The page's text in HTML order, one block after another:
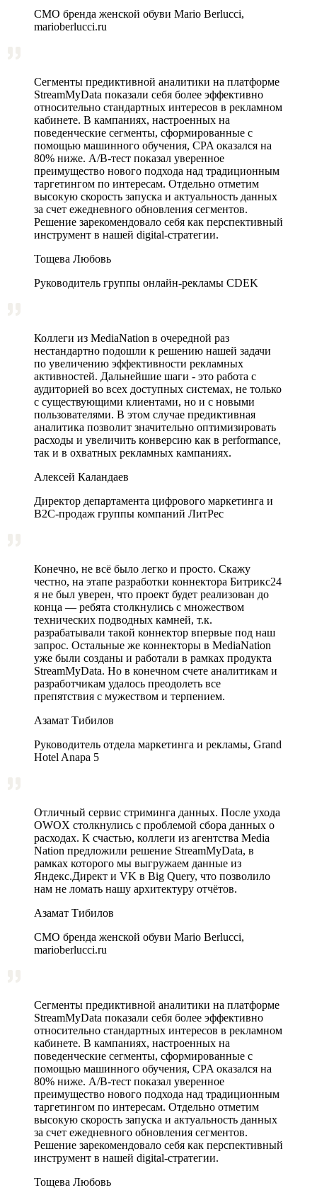
CMO бренда женской обуви Mario Berlucci,
marioberlucci.ru
Сегменты предиктивной аналитики на платформе
StreamMyData показали себя более эффективно
относительно стандартных интересов в рекламном
кабинете. В кампаниях, настроенных на
поведенческие сегменты, сформированные с
помощью машинного обучения, CPA оказался на
80% ниже. A/B‑тест показал уверенное
преимущество нового подхода над традиционным
таргетингом по интересам. Отдельно отметим
высокую скорость запуска и актуальность данных
за счет ежедневного обновления сегментов.
Решение зарекомендовало себя как перспективный
инструмент в нашей digital-стратегии.
Тощева Любовь
Руководитель группы онлайн-рекламы CDEK
Коллеги из MediaNation в очередной раз
нестандартно подошли к решению нашей задачи
по увеличению эффективности рекламных
активностей. Дальнейшие шаги - это работа с
аудиторией во всех доступных системах, не только
с существующими клиентами, но и с новыми
пользователями. В этом случае предиктивная
аналитика позволит значительно оптимизировать
расходы и увеличить конверсию как в performance,
так и в охватных рекламных кампаниях.
Алексей Каландаев
Директор департамента цифрового маркетинга и
В2С-продаж группы компаний ЛитРес
Конечно, не всё было легко и просто. Скажу
честно, на этапе разработки коннектора Битрикс24
я не был уверен, что проект будет реализован до
конца — ребята столкнулись с множеством
технических подводных камней, т.к.
разрабатывали такой коннектор впервые под наш
запрос. Остальные же коннекторы в MediaNation
уже были созданы и работали в рамках продукта
StreamMyData. Но в конечном счете аналитикам и
разработчикам удалось преодолеть все
препятствия с мужеством и терпением.
Азамат Тибилов
Руководитель отдела маркетинга и рекламы, Grand
Hotel Anapa 5
Отличный сервис стриминга данных. После ухода
OWOX столкнулись с проблемой сбора данных о
расходах. К счастью, коллеги из агентства Media
Nation предложили решение StreamMyData, в
рамках которого мы выгружаем данные из
Яндекс.Директ и VK в Big Query, что позволило
нам не ломать нашу архитектуру отчётов.
Азамат Тибилов
CMO бренда женской обуви Mario Berlucci,
marioberlucci.ru
Сегменты предиктивной аналитики на платформе
StreamMyData показали себя более эффективно
относительно стандартных интересов в рекламном
кабинете. В кампаниях, настроенных на
поведенческие сегменты, сформированные с
помощью машинного обучения, CPA оказался на
80% ниже. A/B‑тест показал уверенное
преимущество нового подхода над традиционным
таргетингом по интересам. Отдельно отметим
высокую скорость запуска и актуальность данных
за счет ежедневного обновления сегментов.
Решение зарекомендовало себя как перспективный
инструмент в нашей digital-стратегии.
Тощева Любовь